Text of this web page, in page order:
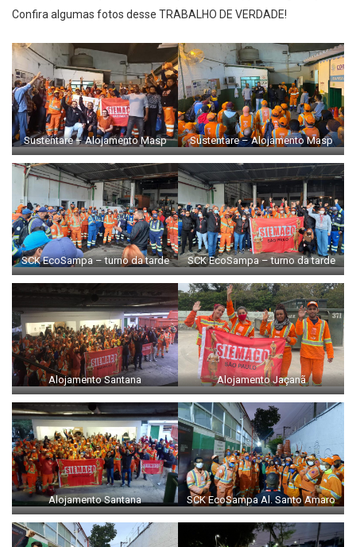
Confira algumas fotos desse TRABALHO DE VERDADE!
Sustentare – Alojamento Masp Sustentare – Alojamento Masp
SCK EcoSampa – turno da tarde SCK EcoSampa – turno da tarde
Alojamento Santana Alojamento Jaçanã
Alojamento Santana SCK EcoSampa Al. Santo Amaro